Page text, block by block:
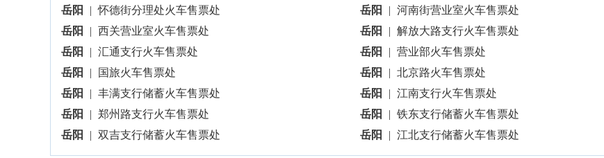
岳阳
| 怀德街分理处火车售票处 岳阳 | 河南街营业室火车售票处
岳阳
| 西关营业室火车售票处 岳阳 | 解放大路支行火车售票处
岳阳
| 汇通支行火车售票处 岳阳 | 营业部火车售票处
岳阳
| 国旅火车售票处 岳阳 | 北京路火车售票处
岳阳
| 丰满支行储蓄火车售票处 岳阳 | 江南支行火车售票处
岳阳
| 郑州路支行火车售票处 岳阳 | 铁东支行储蓄火车售票处
岳阳
| 双吉支行储蓄火车售票处 岳阳 | 江北支行储蓄火车售票处